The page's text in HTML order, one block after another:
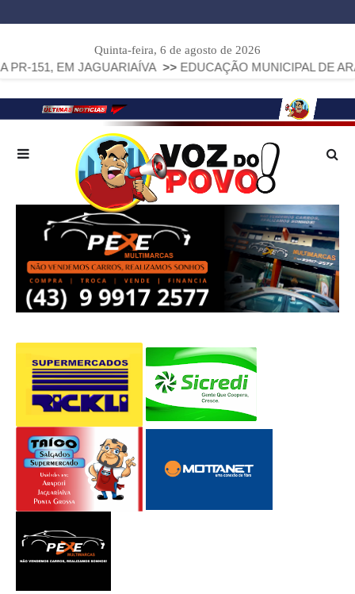
Quinta-feira, 6 de agosto de 2026
EM JAGUARIAÍVA >> EDUCAÇÃO MUNICIPAL DE ARAPOTI